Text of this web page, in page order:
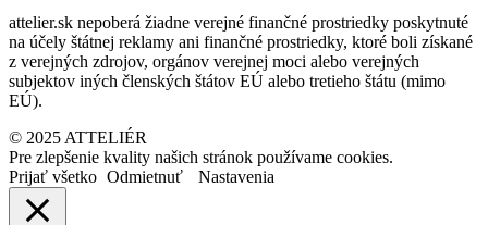
attelier.sk nepoberá žiadne verejné finančné prostriedky poskytnuté
na účely štátnej reklamy ani finančné prostriedky, ktoré boli získané
z verejných zdrojov, orgánov verejnej moci alebo verejných
subjektov iných členských štátov EÚ alebo tretieho štátu (mimo
EÚ).
© 2025 ATTELIÉR
Pre zlepšenie kvality našich stránok používame cookies.
Prijať všetko Odmietnuť Nastavenia